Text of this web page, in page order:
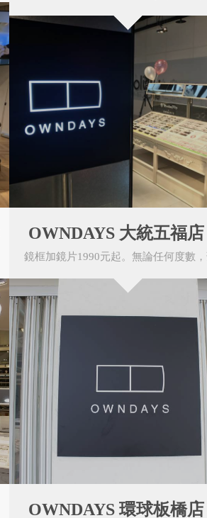
OWNDAYS 大統五福店
OWNDAYS 環球板橋店